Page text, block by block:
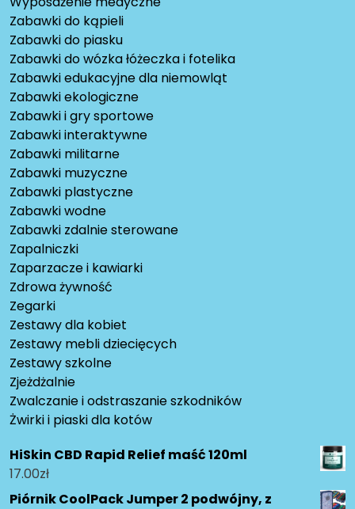
Zabawki do kąpieli
Zabawki do piasku
Zabawki do wózka łóżeczka i fotelika
Zabawki edukacyjne dla niemowląt
Zabawki ekologiczne
Zabawki i gry sportowe
Zabawki interaktywne
Zabawki militarne
Zabawki muzyczne
Zabawki plastyczne
Zabawki wodne
Zabawki zdalnie sterowane
Zapalniczki
Zaparzacze i kawiarki
Zdrowa żywność
Zegarki
Zestawy dla kobiet
Zestawy mebli dziecięcych
Zestawy szkolne
Zjeżdżalnie
Zwalczanie i odstraszanie szkodników
Żwirki i piaski dla kotów
HiSkin CBD Rapid Relief maść 120ml
17.00zł
Piórnik CoolPack Jumper 2 podwójny, z